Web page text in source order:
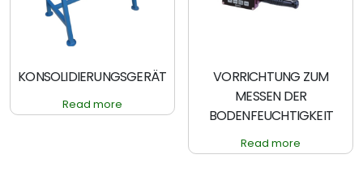
KONSOLIDIERUNGSGERÄT
Read more
VORRICHTUNG ZUM
MESSEN DER
BODENFEUCHTIGKEIT
Read more